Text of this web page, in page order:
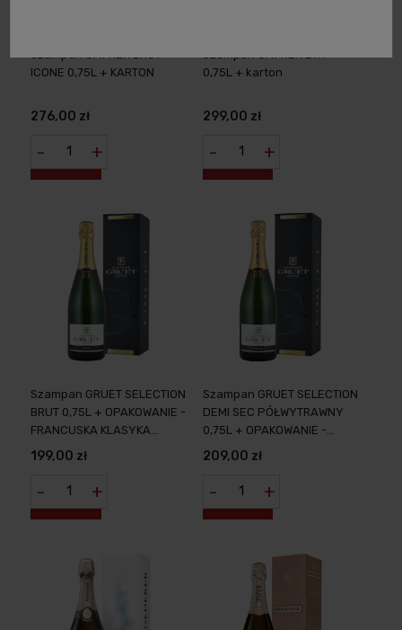
ICONE 0,75L + KARTON
276,00 zł
- +
0,75L + karton
299,00 zł
- +
Szampan GRUET SELECTION
BRUT 0,75L + OPAKOWANIE -
FRANCUSKA KLASYKA
SZAMPAŃSKA W
199,00 zł
- +
Szampan GRUET SELECTION
DEMI SEC PÓŁWYTRAWNY
0,75L + OPAKOWANIE -
FRANCUSKA TRADYCJA
209,00 zł
- +